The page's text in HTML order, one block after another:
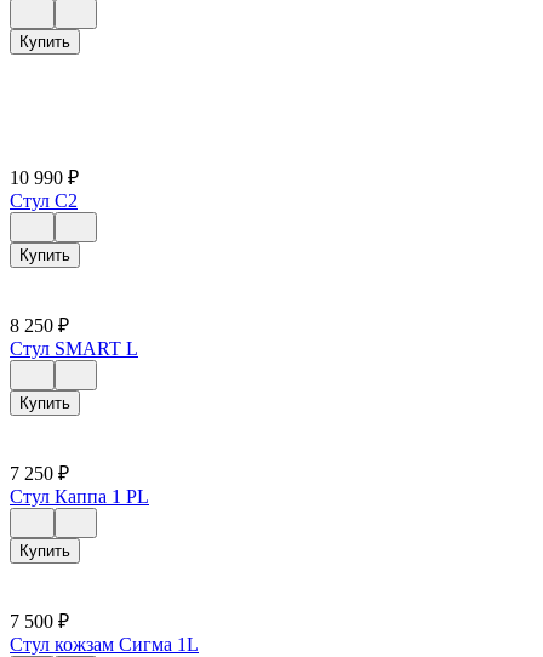
Купить
10 990 ₽
Стул C2
Купить
8 250 ₽
Стул SMART L
Купить
7 250 ₽
Стул Каппа 1 PL
Купить
7 500 ₽
Стул кожзам Сигма 1L